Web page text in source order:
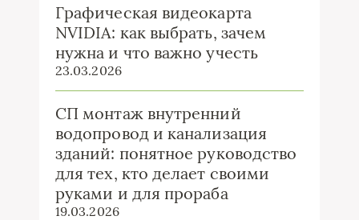
Графическая видеокарта
NVIDIA: как выбрать, зачем
нужна и что важно учесть
23.03.2026
СП монтаж внутренний
водопровод и канализация
зданий: понятное руководство
для тех, кто делает своими
руками и для прораба
19.03.2026